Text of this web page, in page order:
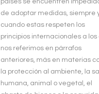
países se encuentren
de adoptar medidas, siempre
cuando estas respeten los
principios internacionales a los
nos referimos en párrafos
anteriores, más en materias
la protección al ambiente, la
humana, animal o vegetal, el